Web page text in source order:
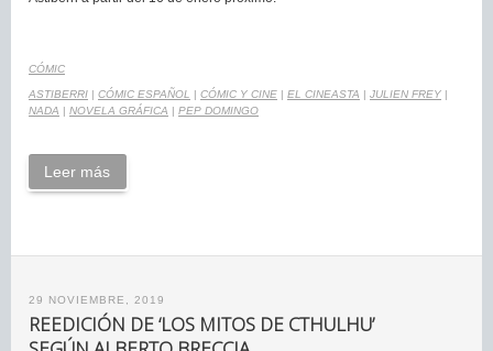
CÓMIC
ASTIBERRI | CÓMIC ESPAÑOL | CÓMIC Y CINE | EL CINEASTA | JULIEN FREY |
NADA | NOVELA GRÁFICA | PEP DOMINGO
Leer más
29 NOVIEMBRE, 2019
REEDICIÓN DE ‘LOS MITOS DE CTHULHU’